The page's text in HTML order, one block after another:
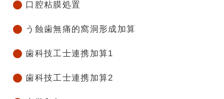
口腔粘膜処置
う蝕歯無痛的窩洞形成加算
歯科技工士連携加算1
歯科技工士連携加算2